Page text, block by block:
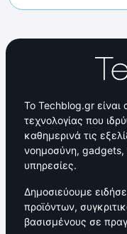
Το Techblog.gr είναι
τεχνολογίας που
καθημερινά τις
νοημοσύνη, gadgets,
υπηρεσίες.
Δημοσιεύουμε
προϊόντων,
βασισμένους σε